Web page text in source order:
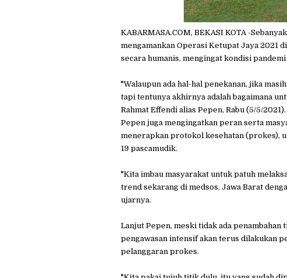
KABARMASA.COM, BEKASI KOTA -
mengamankan Operasi Ketupat Jaya 2021
secara humanis, mengingat kondisi
"Walaupun ada hal-hal penekanan, jika
tapi tentunya akhirnya adalah bagaimana
Rahmat Effendi alias Pepen, Rabu (5/5/2021).
Pepen juga mengingatkan peran serta
menerapkan protokol kesehatan (prokes),
19 pascamudik.
"Kita imbau masyarakat untuk patuh
trend sekarang di medsos, Jawa Barat
ujarnya.
Lanjut Pepen, meski tidak ada penambahan
pengawasan intensif akan terus dilakukan
pelanggaran prokes.